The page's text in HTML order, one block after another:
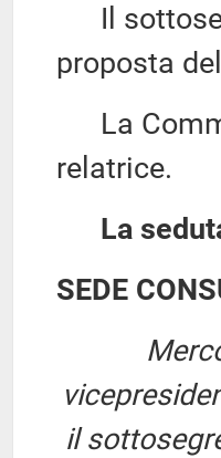
Il
proposta
La
relatrice.
La
SEDE
il